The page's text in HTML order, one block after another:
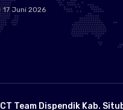
17 Juni 2026
ICT Team Dispendik Kab.